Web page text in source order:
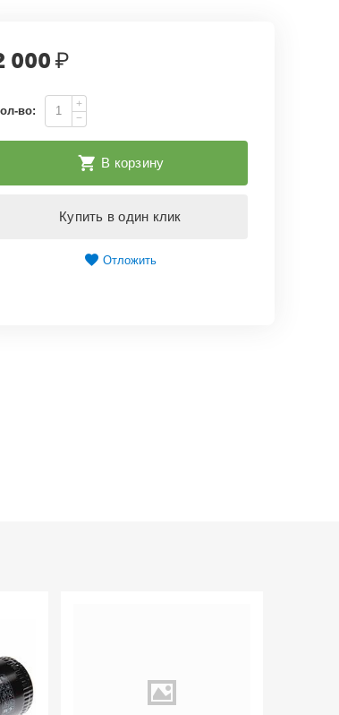
000₽
во:
+
−
В корзину
Купить в один клик
Отложить